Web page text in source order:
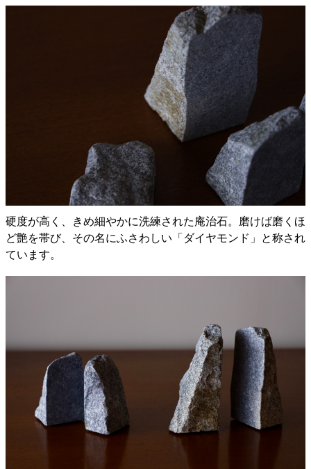
硬度が高く、きめ細やかに洗練された庵治石。磨けば磨くほ
ど艶を帯び、その名にふさわしい「ダイヤモンド」と称され
ています。